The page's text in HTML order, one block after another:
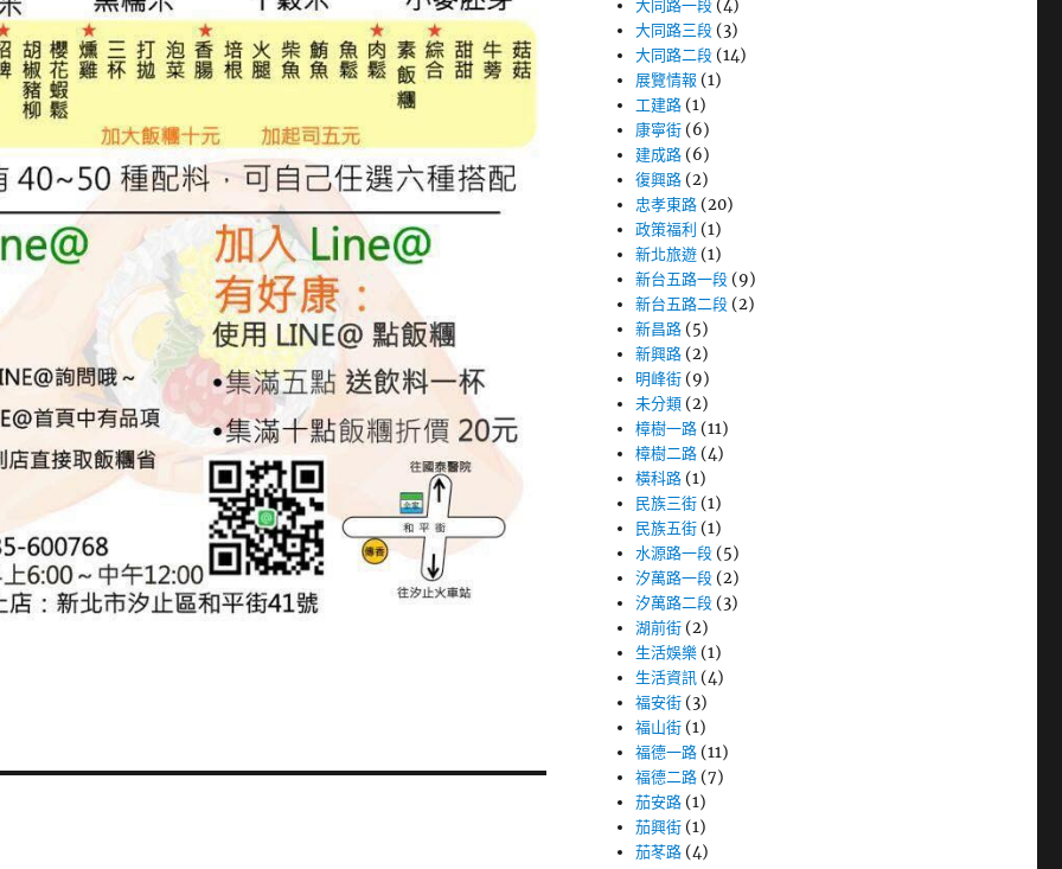
大同路一段 (4)
大同路三段 (3)
大同路二段 (14)
展覽情報 (1)
工建路 (1)
康寧街 (6)
建成路 (6)
復興路 (2)
忠孝東路 (20)
政策福利 (1)
新北旅遊 (1)
新台五路一段 (9)
新台五路二段 (2)
新昌路 (5)
新興路 (2)
明峰街 (9)
未分類 (2)
樟樹一路 (11)
樟樹二路 (4)
橫科路 (1)
民族三街 (1)
民族五街 (1)
水源路一段 (5)
汐萬路一段 (2)
汐萬路二段 (3)
湖前街 (2)
生活娛樂 (1)
生活資訊 (4)
福安街 (3)
福山街 (1)
福德一路 (11)
福德二路 (7)
茄安路 (1)
茄興街 (1)
茄苳路 (4)